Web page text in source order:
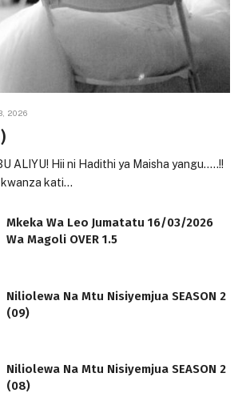
2026
ALIYU! Hii ni Hadithi ya Maisha yangu…..!!
kwanza kati…
Mkeka Wa Leo Jumatatu 16/03/2026
Wa Magoli OVER 1.5
Niliolewa Na Mtu Nisiyemjua SEASON 2
(09)
Niliolewa Na Mtu Nisiyemjua SEASON 2
(08)